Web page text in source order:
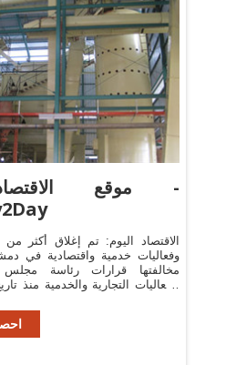
موقع
وفعاليات خدمية واقتصادية في
مخالفتها قرارات رئاسة مجلس